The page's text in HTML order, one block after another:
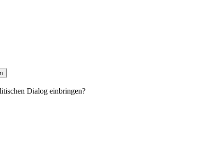
Dialog einbringen?